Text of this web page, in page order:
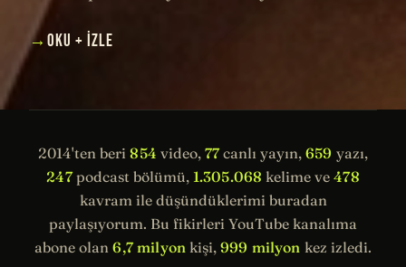
→ OKU + İZLE
2014'ten beri854 video, 77canlı yayın,659 yazı,
247podcast bölümü, 1.305.068 kelime ve478
kavram ile düşündüklerimi buradan
paylaşıyorum. Bu fikirleri YouTube kanalıma
abone olan6,7 milyon kişi, 999 milyon kez izledi.